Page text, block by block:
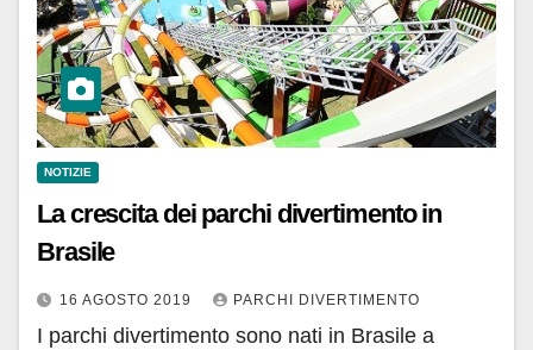
NOTIZIE
La crescita dei parchi divertimento in
Brasile
16 AGOSTO 2019 PARCHI DIVERTIMENTO
I parchi divertimento sono nati in Brasile a